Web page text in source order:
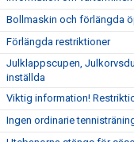
Bollmaskin och förlängda
Förlängda restriktioner
Julklappscupen,
inställda
Viktig information!
Ingen ordinarie